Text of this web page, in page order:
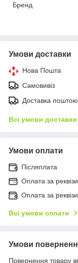
Бренд
Умови доставки
Нова Пошта
Самовивіз
Доставка поштою
Всі умови доставки
Умови оплати
Післяплата
Оплата за
Оплата за
Всі умови оплати
Умови
Повернення товару